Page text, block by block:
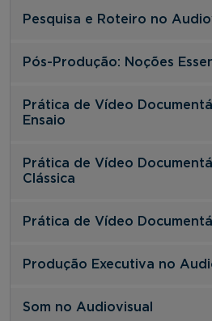
Pesquisa e Roteiro no
Pós-Produção: Noções
Prática de Vídeo
Ensaio
Prática de Vídeo
Clássica
Prática de Vídeo
Produção Executiva no
Som no Audiovisual